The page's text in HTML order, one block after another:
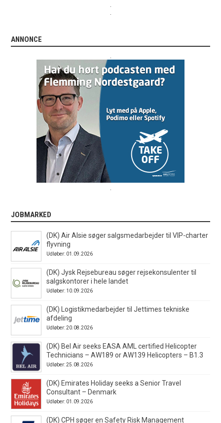
.
.
ANNONCE
.
.
JOBMARKED
(DK) Air Alsie søger salgsmedarbejder til VIP-charter
flyvning
Udløber: 01.09.2026
(DK) Jysk Rejsebureau søger rejsekonsulenter til
salgskontorer i hele landet
Udløber: 10.09.2026
(DK) Logistikmedarbejder til Jettimes tekniske
afdeling
Udløber: 20.08.2026
(DK) Bel Air seeks EASA AML certified Helicopter
Technicians – AW189 or AW139 Helicopters – B1.3
Udløber: 25.08.2026
(DK) Emirates Holiday seeks a Senior Travel
Consultant – Denmark
Udløber: 01.09.2026
(DK) CPH søger en Safety Risk Management